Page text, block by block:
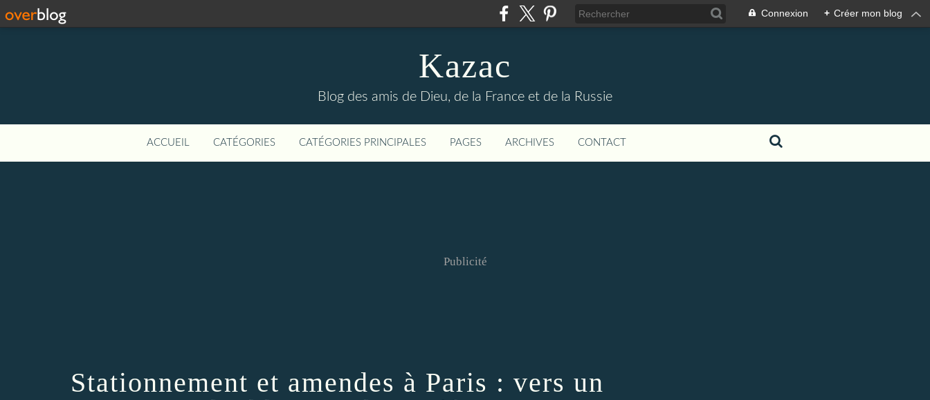
Connexion + Créer mon blog
Kazac
Blog des amis de Dieu, de la France et de la Russie
ACCUEIL CATÉGORIES CATÉGORIES PRINCIPALES PAGES ARCHIVES CONTACT
Publicité
Stationnement et amendes à Paris : vers un